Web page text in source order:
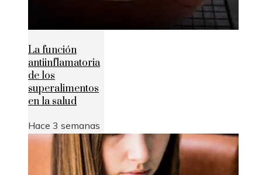
La función
antiinflamatoria
de los
superalimentos
en la salud
Hace 3 semanas